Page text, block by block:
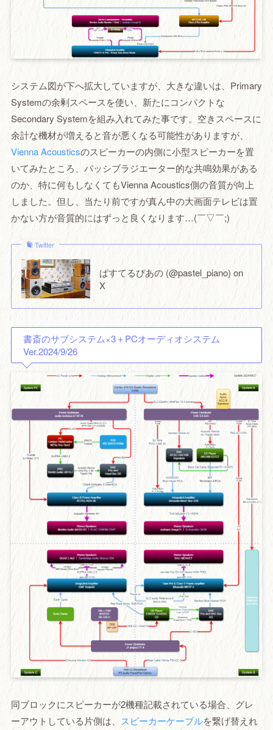
システム図が下へ拡大していますが、大きな違いは、Primary
Systemの余剰スペースを使い、新たにコンパクトな
Secondary Systemを組み入れてみた事です。空きスペースに
余計な機材が増えると音が悪くなる可能性がありますが、
Vienna Acousticsのスピーカーの内側に小型スピーカーを置
いてみたところ、パッシブラジエーター的な共鳴効果がある
のか、特に何もしなくてもVienna Acoustics側の音質が向上
しました。但し、当たり前ですが真ん中の大画面テレビは置
かない方が音質的にはずっと良くなります…(￣▽￣;)
Twitter
ぱすてるぴあの (@pastel_piano) on
X
書斎のサブシステム×3＋PCオーディオシステム
Ver.2024/9/26
同ブロックにスピーカーが2機種記載されている場合、グレ
ーアウトしている片側は、 スピーカーケーブルを繋げ替えれ